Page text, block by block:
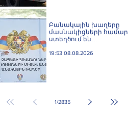
Բանակային խաղերը
մասնակիցների համար
ստեղծում են
հարթակներ և
19:53 08.08.2026
1/2835